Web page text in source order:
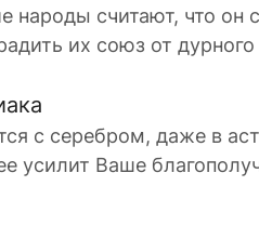
народы считают, что
их союз от
с серебром, даже в
усилит Ваше